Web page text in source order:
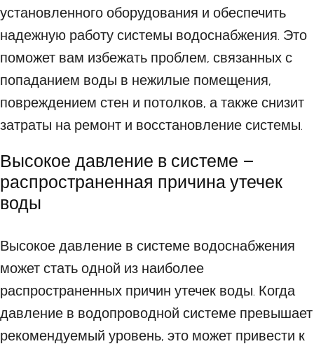
установленного оборудования и обеспечить
надежную работу системы водоснабжения. Это
поможет вам избежать проблем, связанных с
попаданием воды в нежилые помещения,
повреждением стен и потолков, а также снизит
затраты на ремонт и восстановление системы.
Высокое давление в системе –
распространенная причина утечек
воды
Высокое давление в системе водоснабжения
может стать одной из наиболее
распространенных причин утечек воды. Когда
давление в водопроводной системе превышает
рекомендуемый уровень, это может привести к